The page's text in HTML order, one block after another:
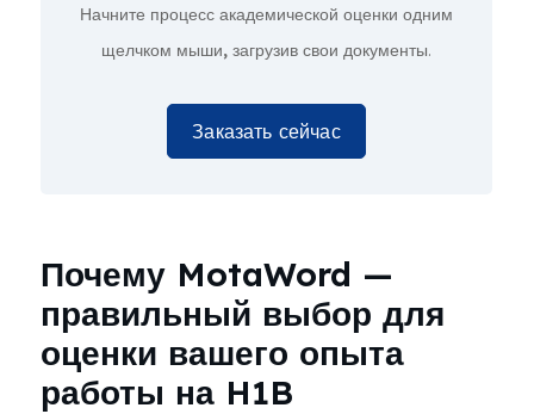
Начните процесс академической оценки одним
щелчком мыши, загрузив свои документы.
Заказать сейчас
Почему MotaWord —
правильный выбор для
оценки вашего опыта
работы на H1B